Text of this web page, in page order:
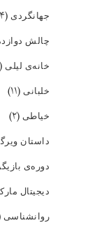
جهانگردی (۴)
چالش
خانه‌ی لیلی (۴۵)
خلبانی (۱۱)
خیاطی (۲)
داستان
دوره‌ی
دیجیتال
روانشناسی